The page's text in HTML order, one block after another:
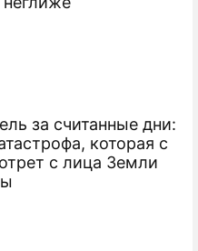
за считанные дни:
которая с
с лица Земли
страшной
Шепелева в
на отца
Шепелева